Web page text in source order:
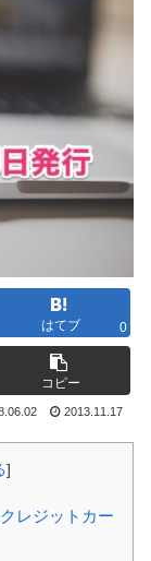
はてブ 0
コピー
2013.11.17
]
レジットカー